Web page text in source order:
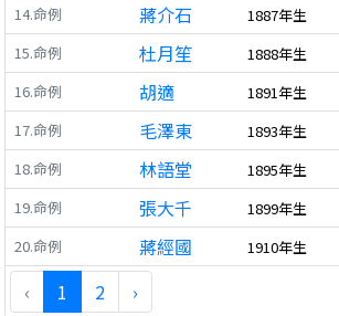
14.命例 蔣介石 1887年生
15.命例 杜月笙 1888年生
16.命例 胡適 1891年生
17.命例 毛澤東 1893年生
18.命例 林語堂 1895年生
19.命例 張大千 1899年生
20.命例 蔣經國 1910年生
‹ 1 2 ›